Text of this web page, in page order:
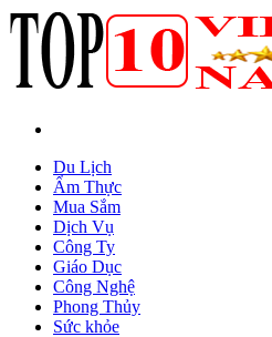
Du Lịch
Ẩm Thực
Mua Sắm
Dịch Vụ
Công Ty
Giáo Dục
Công Nghệ
Phong Thủy
Sức khỏe